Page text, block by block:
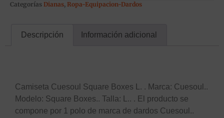
Categorías Dianas, Ropa-Equipacion-Dardos
Descripción Información adicional
Camiseta Cuesoul Square Boxes L. . Marca: Cuesoul..
Modelo: Square Boxes.. Talla: L.. . El producto se
compone por 1 polo de marca de dardos Cuesoul..